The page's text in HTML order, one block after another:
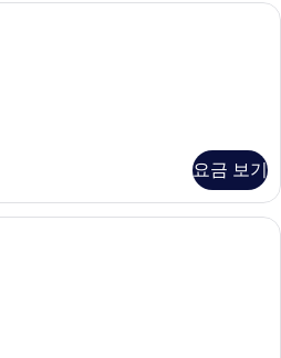
요금 보기